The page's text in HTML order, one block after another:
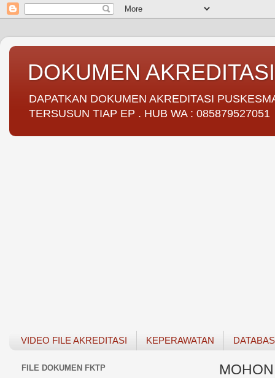
DOKUMEN
DAPATKAN DOKUMEN AKREDITASI
TERSUSUN TIAP EP . HUB WA : 085879527051
VIDEO FILE AKREDITASI KEPERAWATAN
FILE DOKUMEN FKTP